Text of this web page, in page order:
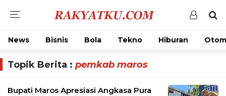
News Bisnis Bola Tekno Hiburan
Topik Berita : pemkab maros
Bupati Maros Apresiasi Angkasa Pura